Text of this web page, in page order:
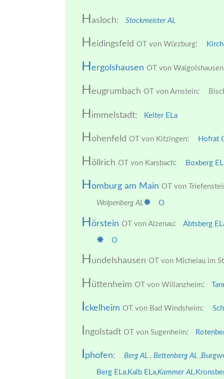
H asloch: Stockmeister AL
H eidingsfeld OT von Würzburg:
H ergolshausen OT von Waigolshausen
H eugrumbach OT von Arnstein:
H immelstadt: Kelter ELa
H ohenfeld OT von Kitzingen: Hofrat
H öllrich OT von Karsbach: Boxberg EL
H omburg am Main OT von
Wolpenberg AL O
H örstein OT von Alzenau: Abtsberg
O
H undelshausen OT von Michelau im
H üttenheim OT von Willanzheim:
ckelheim OT von Bad Windsheim:
ngolstadt OT von Sugenheim:
phofen: Berg AL , Bettenberg AL ,
Berg ELa,Kalb ELa,Kammer AL,